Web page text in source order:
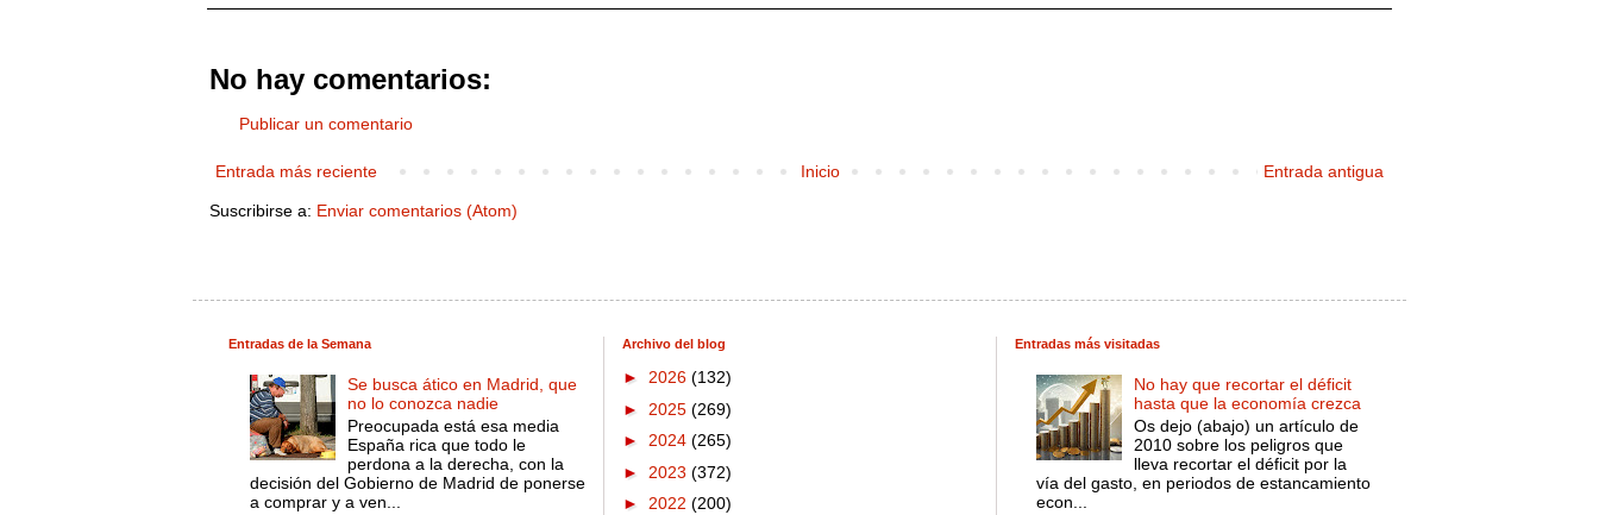
No hay comentarios:
Publicar un comentario
Entrada más reciente Entrada antigua
Inicio
Suscribirse a: Enviar comentarios (Atom)
Entradas de la Semana
Se busca ático en Madrid, que
no lo conozca nadie
Preocupada está esa media
España rica que todo le
perdona a la derecha, con la
decisión del Gobierno de Madrid de ponerse
a comprar y a ven...
Archivo del blog
► 2026 (132)
► 2025 (269)
► 2024 (265)
► 2023 (372)
► 2022 (200)
Entradas más visitadas
No hay que recortar el déficit
hasta que la economía crezca
Os dejo (abajo) un artículo de
2010 sobre los peligros que
lleva recortar el déficit por la
vía del gasto, en periodos de estancamiento
econ...